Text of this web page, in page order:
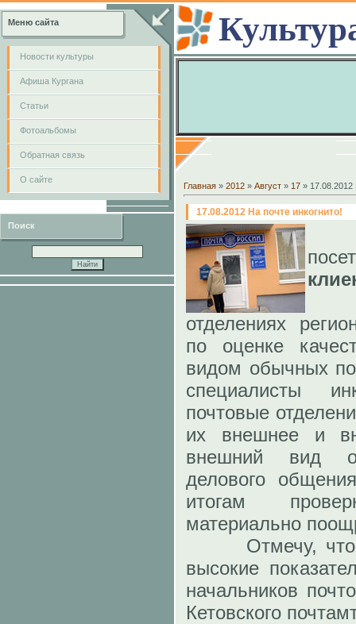
Меню сайта
Новости культуры
Афиша Кургана
Cтатьи
Фотоальбомы
Обратная связь
О сайте
Поиск
Главная » 2012 » Август » 17 » 17.08.2012
17.08.2012 На почте инкогнито!
отделениях
по оценке
видом обычных
специалисты
почтовые
их внешнее и
внешний вид
делового
итогам
материально
Отмечу, что в
высокие
начальников
Кетовского